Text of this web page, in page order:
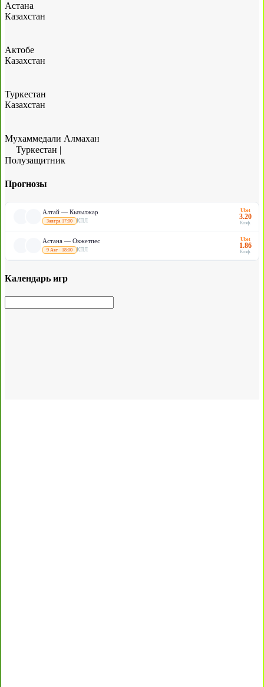
Астана
Казахстан
Актобе
Казахстан
Туркестан
Казахстан
Мухаммедали Алмахан
Туркестан |
Полузащитник
Прогнозы
Алтай — Кызылжар
Завтра 17:00 КПЛ
Ubet
3.20
Коэф.
Астана — Окжетпес
9 Авг · 18:00 КПЛ
Ubet
1.86
Коэф.
Календарь игр